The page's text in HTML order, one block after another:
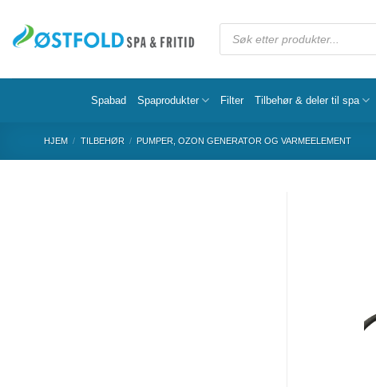
Spabad Spaprodukter Filter Tilbehør & deler til spa
HJEM / TILBEHØR / PUMPER, OZON GENERATOR OG VARMEELEMENT